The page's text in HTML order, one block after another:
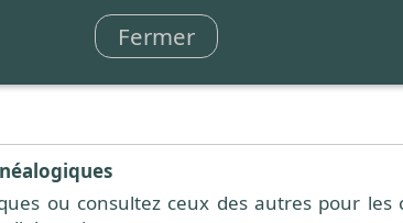
Fermer
présentées ci-dessous est effectué
ou consultez ceux des autres pour les